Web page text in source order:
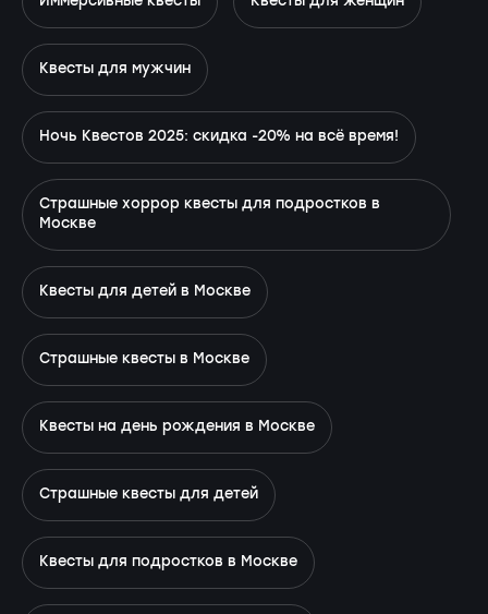
Квесты для мужчин
Ночь Квестов 2025: скидка -20% на всё время!
Страшные хоррор квесты для подростков в
Москве
Квесты для детей в Москве
Страшные квесты в Москве
Квесты на день рождения в Москве
Страшные квесты для детей
Квесты для подростков в Москве